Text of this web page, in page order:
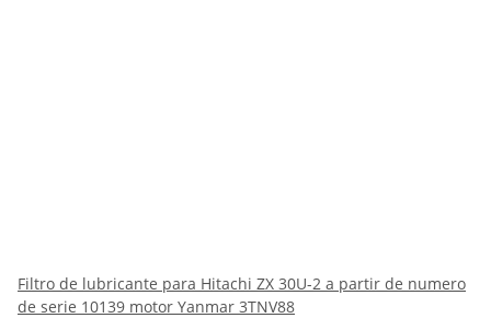
Filtro de lubricante para Hitachi ZX 30U-2 a partir de numero
de serie 10139 motor Yanmar 3TNV88